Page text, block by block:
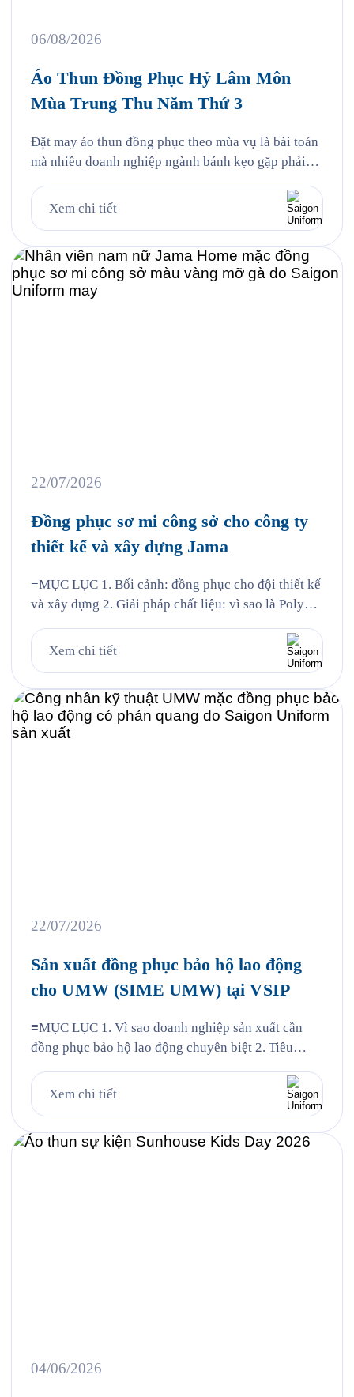
06/08/2026
Áo Thun Đồng Phục Hỷ Lâm Môn
Mùa Trung Thu Năm Thứ 3
Đặt may áo thun đồng phục theo mùa vụ là bài toán
mà nhiều doanh nghiệp ngành bánh kẹo gặp phải
lên, mỗi năm khi mùa bánh Trung Thu về, Hỷ Lâm
Môn lại cùng Saigon Uniform chuẩn bị một bộ đồng
Xem chi tiết
22/07/2026
Đồng phục sơ mi công sở cho công ty
thiết kế và xây dựng Jama
≡MỤC LỤC 1. Bối cảnh: đồng phục cho đội thiết kế
và xây dựng 2. Giải pháp chất liệu: vì sao là Poly
chi tiết thêu 5. Quy trình Saigon Uniform đã thực
hiện cho Jama 6. Câu hỏi thường gặp 6.1. Vải […]
Xem chi tiết
22/07/2026
Sản xuất đồng phục bảo hộ lao động
cho UMW (SIME UMW) tại VSIP
≡MỤC LỤC 1. Vì sao doanh nghiệp sản xuất cần
đồng phục bảo hộ lao động chuyên biệt 2. Tiêu
Case study thực tế 403 bộ đồng phục cho Công ty
UMW tại VSIP 4. Quy trình đặt đồng phục bảo hộ
Xem chi tiết
04/06/2026